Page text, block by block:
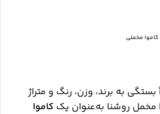
کاموا مخملی
بستگی به برند، وزن، رنگ و متراژ
مخمل روشنا به‌عنوان یک کاموا